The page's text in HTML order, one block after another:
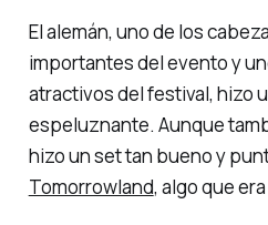
El alemán, uno de los
importantes del evento y
atractivos del festival, hizo
espeluznante. Aunque
hizo un set tan bueno y
Tomorrowland, algo que